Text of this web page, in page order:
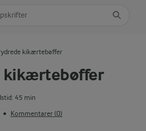
kikærtebøffer
45 min
• Kommentarer (0)
kikærtebøffer